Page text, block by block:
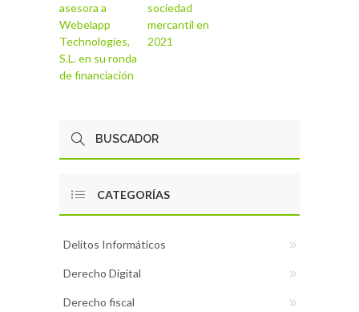
asesora a
Webelapp
Technologies,
S.L. en su ronda
de financiación
sociedad
mercantil en
2021
CATEGORÍAS
Delitos Informáticos
Derecho Digital
Derecho fiscal